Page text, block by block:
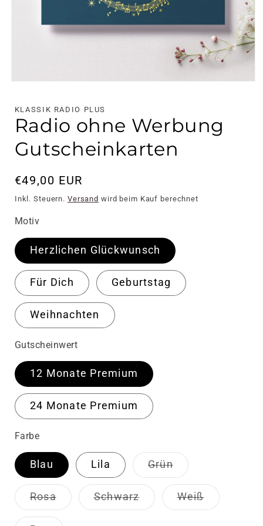
Modal
öffnen
KLASSIK RADIO PLUS
Radio ohne Werbung
Gutscheinkarten
Normaler
Preis
€49,00 EUR
Inkl. Steuern. Versand wird beim Kauf berechnet
Motiv
Herzlichen Glückwunsch
Für Dich Geburtstag
Weihnachten
Gutscheinwert
12 Monate Premium
24 Monate Premium
Farbe
Blau Lila GrünVariante
ausverkauft
oder
nicht
verfügbar
RosaVariante
ausverkauft
oder
SchwarzVariante
ausverkauft
WeißVariante